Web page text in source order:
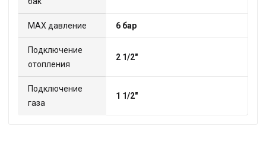
МАХ давление 6 бар
Подключение
отопления
2 1/2"
Подключение
газа
1 1/2"